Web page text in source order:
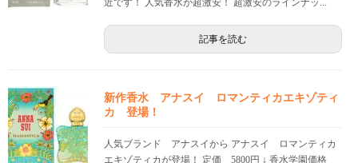
近です！ 人気香水が超激安！ 超激安のラインナッ...
記事を読む
新作香水 アナスイ ロマンティカエキゾティ
カ 登場！
人気ブランド アナスイから アナスイ ロマンティカ
エキゾティカが登場！ 定価 5800円 ↓ 香水学園価格